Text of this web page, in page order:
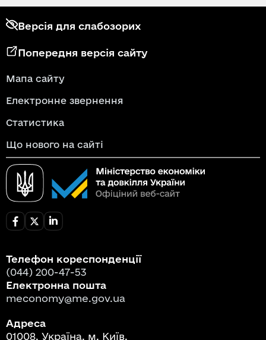
Версія для слабозорих
Попередня версія сайту
Мапа сайту
Електронне звернення
Статистика
Що нового на сайті
Телефон кореспонденції
(044) 200-47-53
Електронна пошта
meconomy@me.gov.ua
Адреса
01008, Україна, м. Київ,